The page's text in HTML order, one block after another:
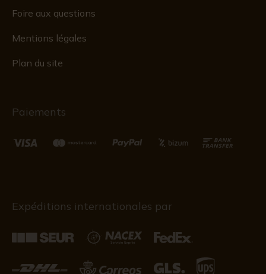
Foire aux questions
Mentions légales
Plan du site
Paiements
Expéditions internationales par